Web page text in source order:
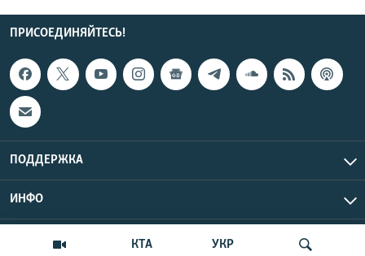
КТА УКР
ПРИСОЕДИНЯЙТЕСЬ!
ПОДДЕРЖКА
ИНФО
Copyright Крым.Реалии, 2026 | Все права защищены.
UTC+3